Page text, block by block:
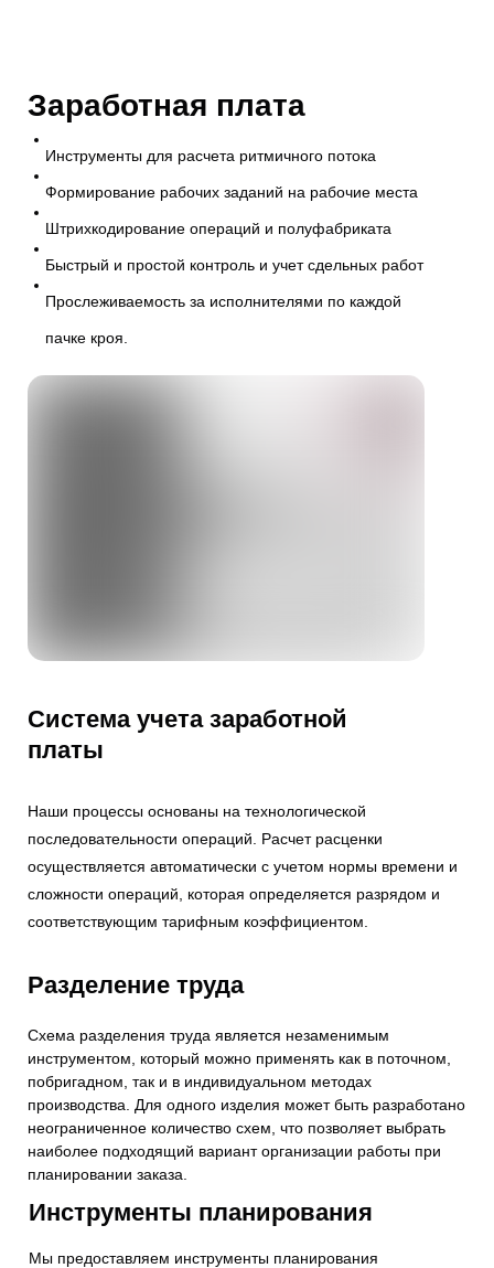
Инструменты для расчета ритмичного потока
Формирование рабочих заданий на рабочие места
Штрихкодирование операций и полуфабриката
Быстрый и простой контроль и учет сдельных работ
Прослеживаемость за исполнителями по каждой
пачке кроя.
Заработная плата
Наши процессы основаны на технологической
последовательности операций. Расчет расценки
осуществляется автоматически с учетом нормы времени и
сложности операций, которая определяется разрядом и
соответствующим тарифным коэффициентом.
Схема разделения труда является незаменимым
инструментом, который можно применять как в поточном,
побригадном, так и в индивидуальном методах
производства. Для одного изделия может быть разработано
неограниченное количество схем, что позволяет выбрать
наиболее подходящий вариант организации работы при
планировании заказа.
Разделение труда
Система учета заработной
платы
Мы предоставляем инструменты планирования
Инструменты планирования